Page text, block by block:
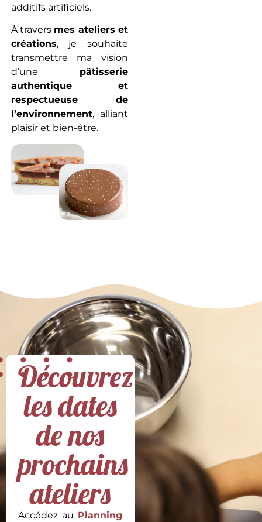
additifs artificiels.
À travers mes ateliers et
créations, je souhaite
transmettre ma vision
d’une pâtisserie
authentique et
respectueuse de
l’environnement, alliant
plaisir et bien-être.
Découvrez
les dates
de nos
prochains
ateliers
Accédez au Planning